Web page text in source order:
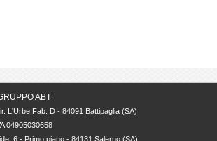
ABT
L'Urbe Fab. D - 84091 Battipaglia (SA)
04905030658
6 - Primo piano - 84131 Salerno (SA)